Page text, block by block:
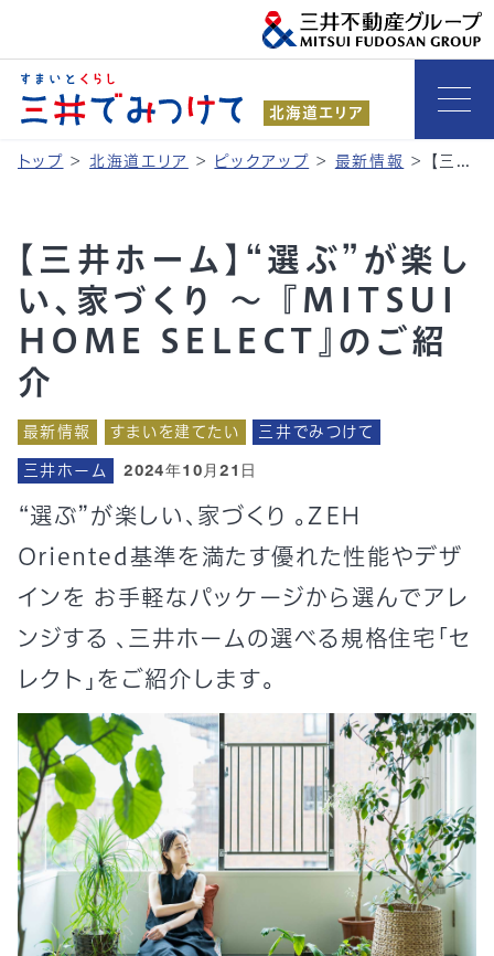
北海道エリア
トップ > 北海道エリア > ピックアップ > 最新情報 > 【三井ホーム】“選ぶ”が楽しい、家づくり ～ 『MITSUI HOME SELECT』のご紹介
【三井ホーム】“選ぶ”が楽し
い、家づくり ～ 『MITSUI
HOME SELECT』のご紹
介
最新情報 すまいを建てたい
三井でみつけて
三井ホーム
2024年10月21日
“選ぶ”が楽しい、家づくり 。ZEH
Oriented基準を満たす優れた性能やデザ
インを お手軽なパッケージから選んでアレ
ンジする 、三井ホームの選べる規格住宅「セ
レクト」をご紹介します。